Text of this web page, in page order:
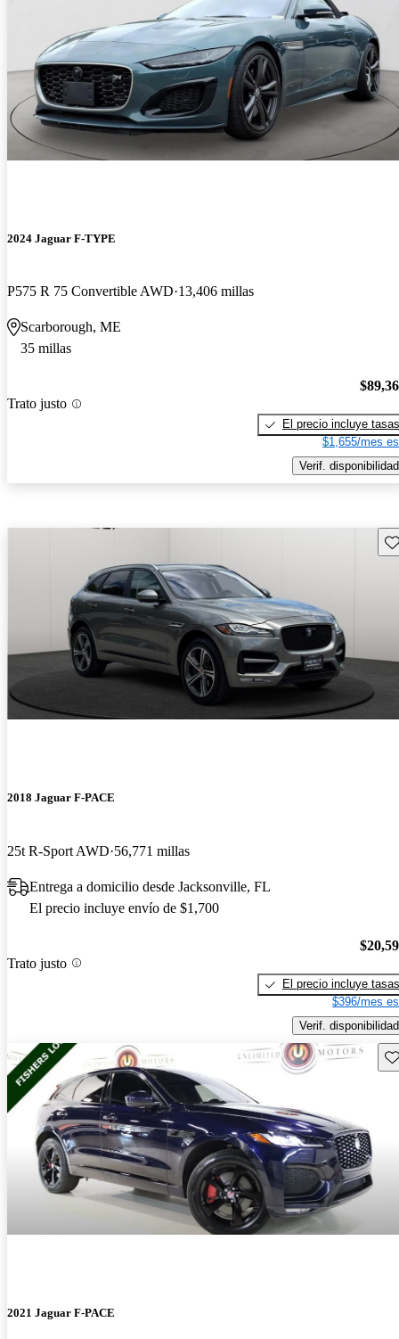
2024 Jaguar F-TYPE
P575 R 75 Convertible AWD 13,406 millas
Scarborough, ME
35 millas
Trato justo
El precio incluye tasas
$1,655/mes
Verif. disponibilidad
2018 Jaguar F-PACE
25t R-Sport AWD 56,771 millas
Entrega a domicilio desde Jacksonville, FL
El precio incluye envío de $1,700
Trato justo
El precio incluye tasas
$396/mes
Verif. disponibilidad
2021 Jaguar F-PACE